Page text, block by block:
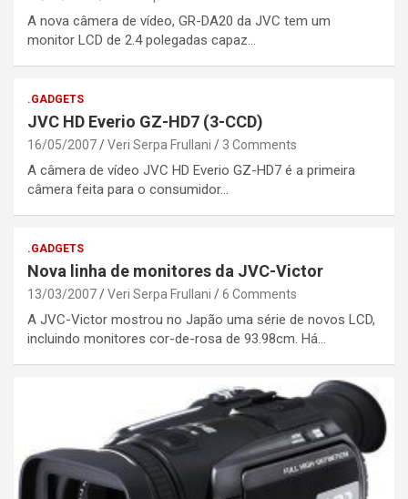
A nova câmera de vídeo, GR-DA20 da JVC tem um
monitor LCD de 2.4 polegadas capaz…
.GADGETS
JVC HD Everio GZ-HD7 (3-CCD)
16/05/2007 Veri Serpa Frullani 3 Comments
A câmera de vídeo JVC HD Everio GZ-HD7 é a primeira
câmera feita para o consumidor…
.GADGETS
Nova linha de monitores da JVC-Victor
13/03/2007 Veri Serpa Frullani 6 Comments
A JVC-Victor mostrou no Japão uma série de novos LCD,
incluindo monitores cor-de-rosa de 93.98cm. Há…